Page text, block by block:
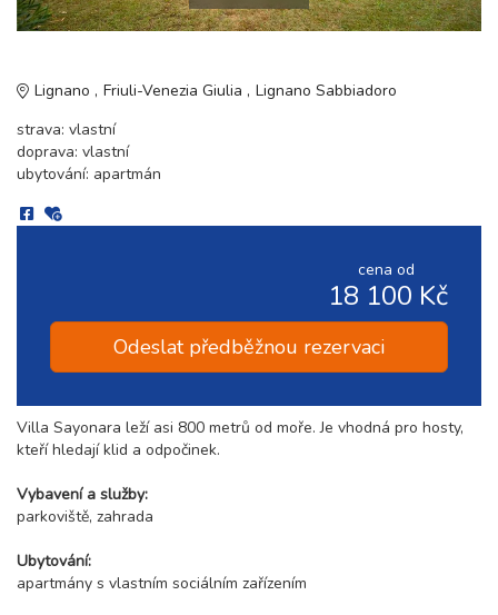
Lignano Friuli-Venezia Giulia
Lignano Sabbiadoro
strava: vlastní
doprava: vlastní
ubytování: apartmán
cena od
18 100 Kč
Odeslat předběžnou rezervaci
Villa Sayonara leží asi 800 metrů od moře. Je vhodná pro hosty,
kteří hledají klid a odpočinek.
Vybavení a služby:
parkoviště, zahrada
Ubytování:
apartmány s vlastním sociálním zařízením